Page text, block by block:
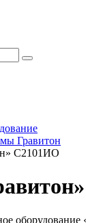
Гравитон
С2101ИО